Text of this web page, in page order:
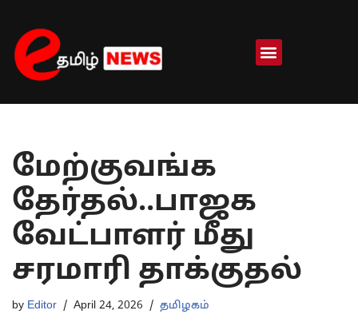
Skip
to
content
மேற்குவங்க
தேர்தல்..பாஜக
வேட்பாளர் மீது
சரமாரி தாக்குதல்
by Editor April 24, 2026 தமிழகம்